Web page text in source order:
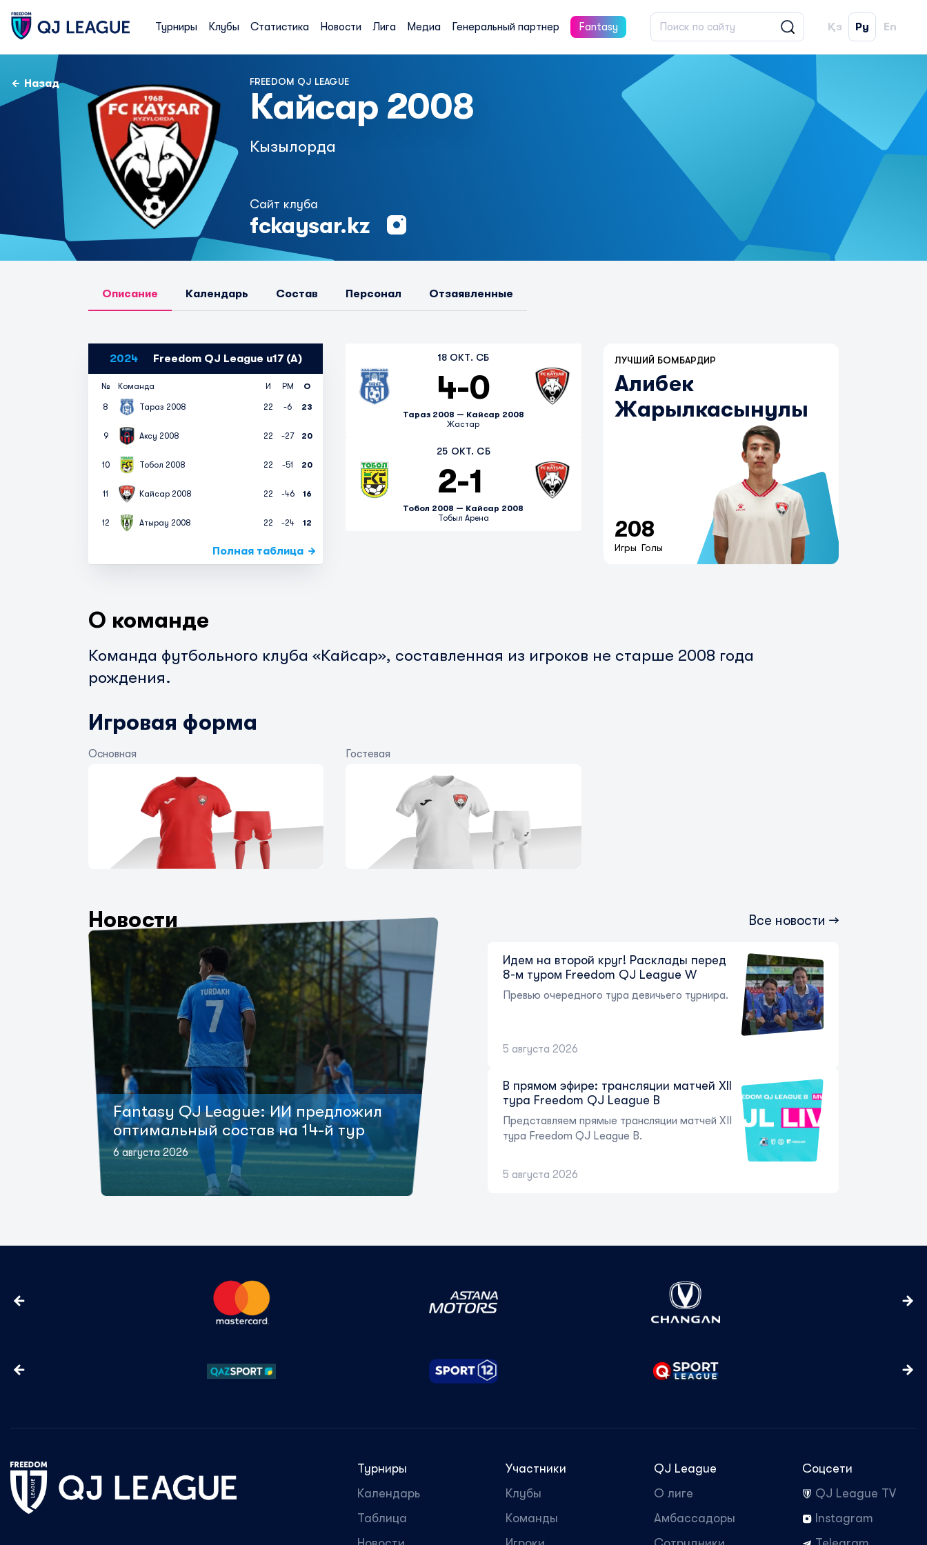
Турниры Клубы Статистика Новости Лига Медиа Генеральный партнер Fantasy Қз Ру En
Назад FREEDOM QJ LEAGUE
Кайсар 2008
Кызылорда
Сайт клуба
fckaysar.kz
Описание Календарь Состав Персонал Отзаявленные
2024 Freedom QJ League u17 (A)
№ Команда И РМ О
8 Тараз 2008 22 -6 23
9 Аксу 2008 22 -27 20
10 Тобол 2008 22 -51 20
11 Кайсар 2008 22 -46 16
12 Атырау 2008 22 -24 12
Полная таблица
25 ОКТ. СБ
2-1
Тобол 2008 — Кайсар 2008
Тобыл Арена
18 ОКТ. СБ
4-0
Тараз 2008 — Кайсар 2008
Жастар
ЛУЧШИЙ БОМБАРДИР
Алибек
Жарылкасынулы
20
Игры
8
Голы
О команде
Команда футбольного клуба «Кайсар», составленная из игроков не старше 2008 года
рождения.
Игровая форма
Основная Гостевая
Новости Все новости →
Fantasy QJ League: ИИ предложил
оптимальный состав на 14-й тур
6 августа 2026
Идем на второй круг! Расклады перед
8-м туром Freedom QJ League W
Превью очередного тура девичьего турнира.
5 августа 2026
В прямом эфире: трансляции матчей XII
тура Freedom QJ League B
Представляем прямые трансляции матчей XII
тура Freedom QJ League B.
5 августа 2026
Турниры
Календарь
Таблица
Участники
Клубы
Команды
QJ League
О лиге
Амбассадоры
Соцсети
QJ League TV
Instagram